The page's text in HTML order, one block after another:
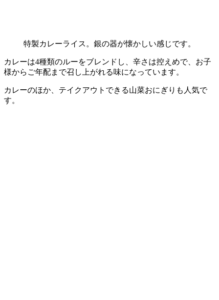
特製カレーライス。銀の器が懐かしい感じです。
カレーは4種類のルーをブレンドし、辛さは控えめで、お子
様からご年配まで召し上がれる味になっています。
カレーのほか、テイクアウトできる山菜おにぎりも人気で
す。